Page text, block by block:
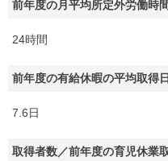
前年度の月平均所定外労働時
24時間
前年度の有給休暇の平均取得
7.6日
取得者数／前年度の育児休業